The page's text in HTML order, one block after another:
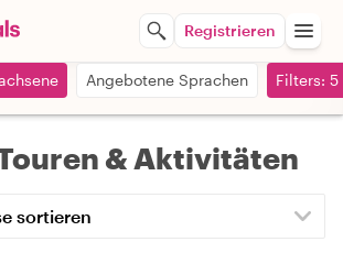
Registrieren
Angebotene Sprachen Filters: 5
& Aktivitäten